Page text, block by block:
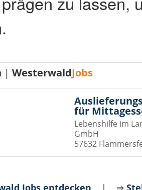
|WesterwaldJobs
für
Lebenshilfe im
GmbH
57632
Jobs entdecken | ⇒